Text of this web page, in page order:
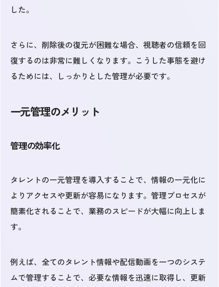
した。
さらに、削除後の復元が困難な場合、視聴者の信頼を回
復するのは非常に難しくなります。こうした事態を避け
るためには、しっかりとした管理が必要です。
一元管理のメリット
管理の効率化
タレントの一元管理を導入することで、情報の一元化に
よりアクセスや更新が容易になります。管理プロセスが
簡素化されることで、業務のスピードが大幅に向上しま
す。
例えば、全てのタレント情報や配信動画を一つのシステ
ムで管理することで、必要な情報を迅速に取得し、更新